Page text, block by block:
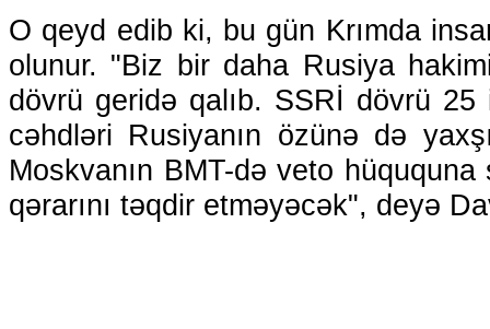
O qeyd edib ki, bu gün Krımda
olunur. "Biz bir daha Rusiya
dövrü geridə qalıb. SSRİ dövrü
cəhdləri Rusiyanın özünə də
Moskvanın BMT-də veto
qərarını təqdir etməyəcək", deyə